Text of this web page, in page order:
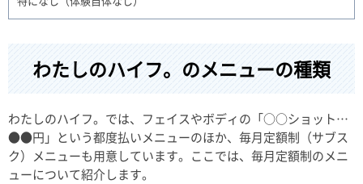
わたしのハイフ。のメニューの種類
わたしのハイフ。では、フェイスやボディの「○○ショット…
●●円」という都度払いメニューのほか、毎月定額制（サブス
ク）メニューも用意しています。ここでは、毎月定額制のメニ
ューについて紹介します。